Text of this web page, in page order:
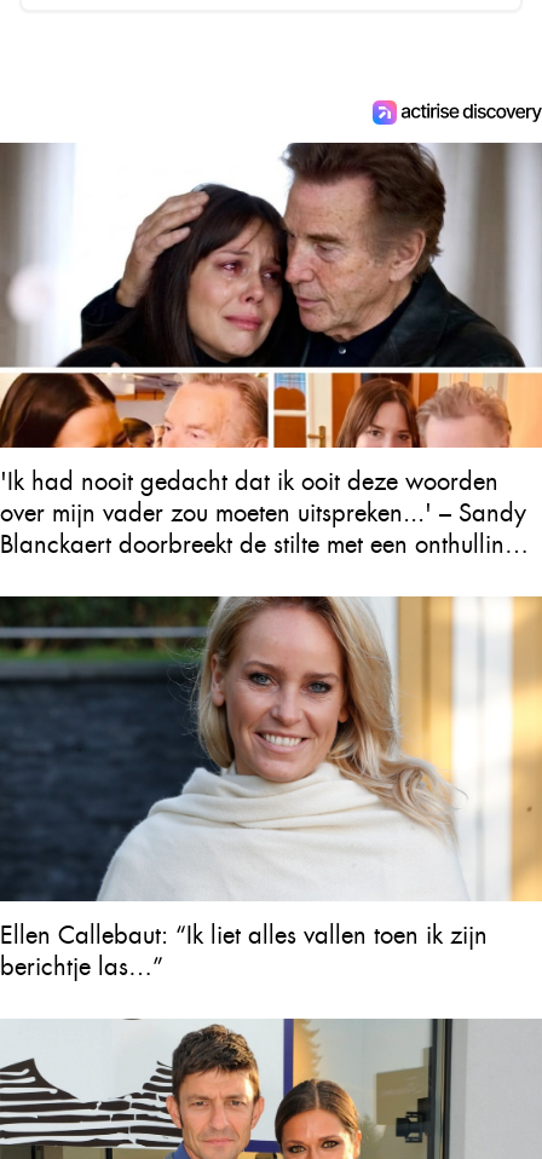
'Ik had nooit gedacht dat ik ooit deze woorden
over mijn vader zou moeten uitspreken...' – Sandy
Blanckaert doorbreekt de stilte met een onthulling
achterlaat
Ellen Callebaut: “Ik liet alles vallen toen ik zijn
berichtje las…”